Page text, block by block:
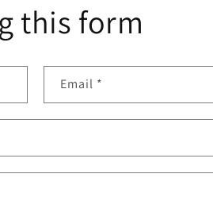
this form
Email *